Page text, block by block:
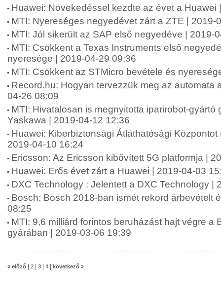
Huawei: Növekedéssel kezdte az évet a Huawei
MTI: Nyereséges negyedévet zárt a ZTE | 2019-
MTI: Jól sikerült az SAP első negyedéve | 2019-
MTI: Csökkent a Texas Instruments első
nyeresége | 2019-04-29 09:36
MTI: Csökkent az STMicro bevétele és
Record.hu: Hogyan tervezzük meg az automata
04-26 08:09
MTI: Hivatalosan is megnyitotta iparirobot-gyártó
Yaskawa | 2019-04-12 12:36
Huawei: Kiberbiztonsági Átláthatósági Központot
2019-04-10 16:24
Ericsson: Az Ericsson kibővített 5G platformja |
Huawei: Erős évet zárt a Huawei | 2019-04-03
DXC Technology : Jelentett a DXC Technology |
Bosch: Bosch 2018-ban ismét rekord árbevételt
08:25
MTI: 9,6 milliárd forintos beruházást hajt végre a
gyárában | 2019-03-06 19:39
« előző 2 3 4 következő »